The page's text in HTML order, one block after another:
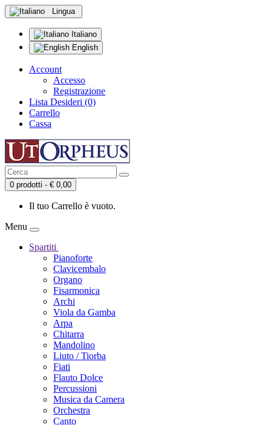
Lingua
Italiano
English
Account
Accesso
Registrazione
Lista Desideri (0)
Carrello
Cassa
0 prodotti - € 0,00
Il tuo Carrello è vuoto.
Menu
Spartiti
Pianoforte
Clavicembalo
Organo
Fisarmonica
Archi
Viola da Gamba
Arpa
Chitarra
Mandolino
Liuto / Tiorba
Fiati
Flauto Dolce
Percussioni
Musica da Camera
Orchestra
Canto